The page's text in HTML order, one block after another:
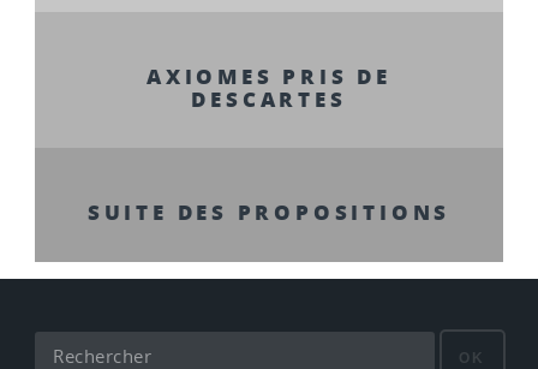
AXIOMES PRIS DE
DESCARTES
SUITE DES PROPOSITIONS
OK